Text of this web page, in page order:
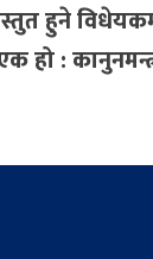
हुने
हो :